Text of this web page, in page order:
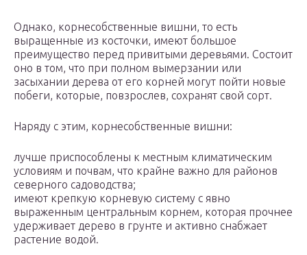
Однако, корнесобственные вишни, то есть
выращенные из косточки, имеют большое
преимущество перед привитыми деревьями. Состоит
оно в том, что при полном вымерзании или
засыхании дерева от его корней могут пойти новые
побеги, которые, повзрослев, сохранят свой сорт.
Наряду с этим, корнесобственные вишни:
лучше приспособлены к местным климатическим
условиям и почвам, что крайне важно для районов
северного садоводства;
имеют крепкую корневую систему с явно
выраженным центральным корнем, которая прочнее
удерживает дерево в грунте и активно снабжает
растение водой.